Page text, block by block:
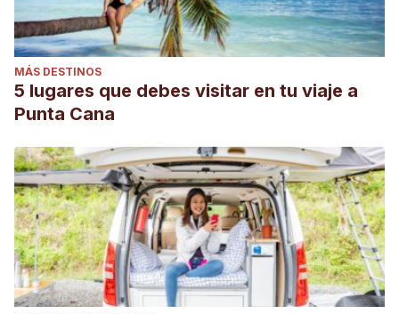
MÁS DESTINOS
5 lugares que debes visitar en tu viaje a
Punta Cana